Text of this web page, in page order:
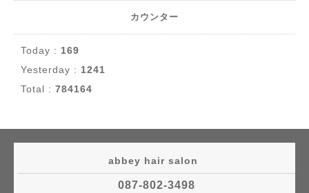
カウンター
Today : 169
Yesterday : 1241
Total : 784164
abbey hair salon
087-802-3498